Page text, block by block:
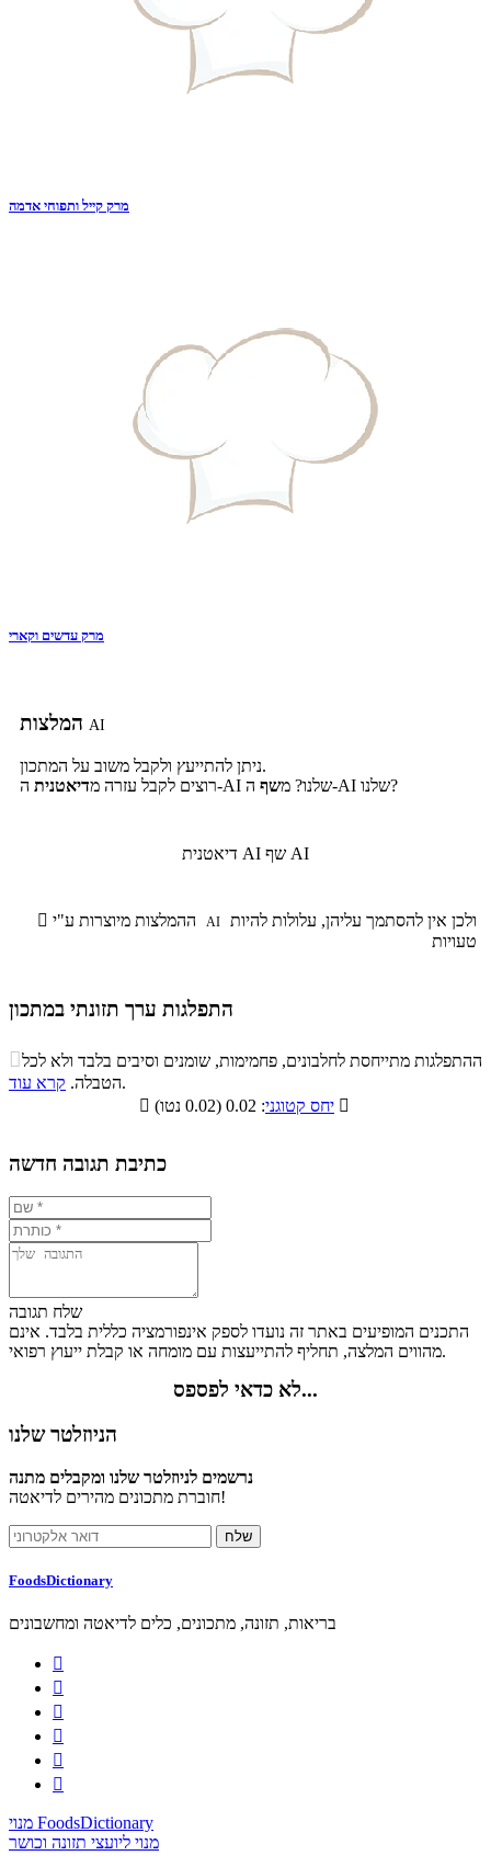
מרק קייל ותפוחי אדמה
מרק עדשים וקארי
AI
ניתן להתייעץ ולקבל משוב על המתכון.
רוצים לקבל עזרה מדיאטנית ה-AI שלנו? משף ה-AI שלנו?
דיאטנית AI שף AI
 AI
טעויות
התפלגות ערך תזונתי במתכון
התפלגות ערך תזונתי במתכון
סיבים
תזונתיים
שומנים חלבונים
9.8% 78.4%
ההתפלגות מתייחסת לחלבונים, פחמימות, שומנים וסיבים בלבד ולא לכל
הטבלה. קרא עוד
.

יחס קטוגני 
כתיבת תגובה חדשה
שלח תגובה
התכנים המופיעים באתר זה נועדו לספק אינפורמציה כללית בלבד. אינם
מהווים המלצה, תחליף להתייעצות עם מומחה או קבלת ייעוץ רפואי.
לא כדאי לפספס...
הניוזלטר שלנו
נרשמים לניוזלטר שלנו ומקבלים מתנה
חוברת מתכונים מהירים לדיאטה!
FoodsDictionary
בריאות, תזונה, מתכונים, כלים לדיאטה ומחשבונים






מנוי FoodsDictionary
מנוי ליועצי תזונה וכושר